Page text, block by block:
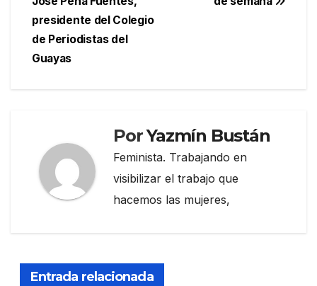
entradas
presidente del Colegio
de Periodistas del
Guayas
PorYazmín Bustán
Feminista. Trabajando en
visibilizar el trabajo que
hacemos las mujeres,
Entrada relacionada